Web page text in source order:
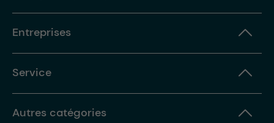
Entreprises
Service
Autres catégories